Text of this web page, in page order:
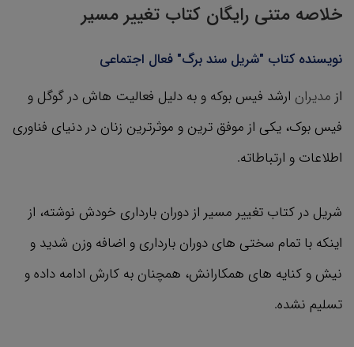
خلاصه متنی رایگان کتاب تغییر مسیر
نویسنده کتاب "شریل سند برگ" فعال اجتماعی
از مدیران ارشد فیس ‌بوکه و به دلیل فعالیت ‌هاش در گوگل و
فیس بوک، یکی از موفق ‌ترین و موثرترین زنان در دنیای فناوری
اطلاعات و ارتباطاته.
شریل در کتاب تغییر مسیر از دوران بارداری‌ خودش نوشته، از
اینکه با تمام سختی‌ های دوران بارداری و اضافه وزن شدید و
نیش و کنایه ‌های همکارانش، همچنان به کارش ادامه داده و
تسلیم نشده.